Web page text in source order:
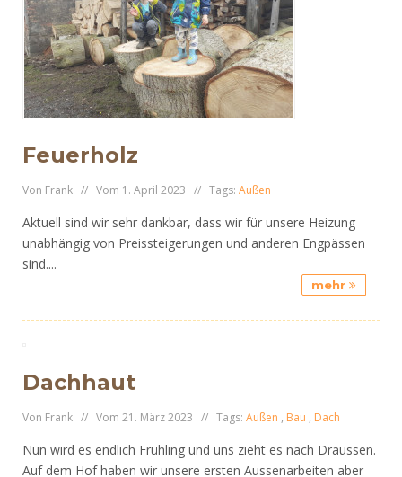
Feuerholz
Von Frank // Vom 1. April 2023 // Tags: Außen
Aktuell sind wir sehr dankbar, dass wir für unsere Heizung
unabhängig von Preissteigerungen und anderen Engpässen
sind....
mehr
Dachhaut
Von Frank // Vom 21. März 2023 // Tags: Außen , Bau , Dach
Nun wird es endlich Frühling und uns zieht es nach Draussen.
Auf dem Hof haben wir unsere ersten Aussenarbeiten aber